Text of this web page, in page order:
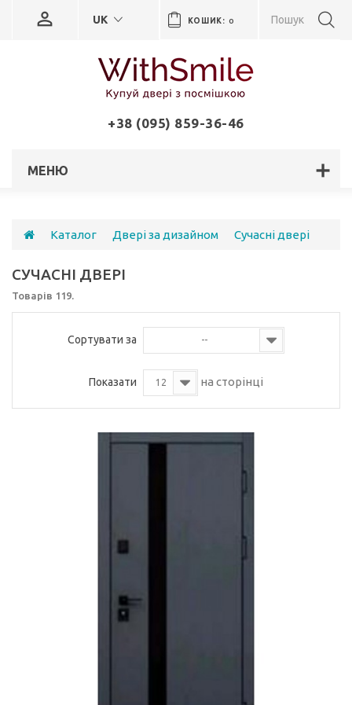
КОШИК: 0
UK
+38 (095) 859-36-46
МЕНЮ
Каталог Двері за дизайном Сучасні двері
СУЧАСНІ ДВЕРІ
Товарів 119.
Сортувати за --
Показати 12 на сторінці